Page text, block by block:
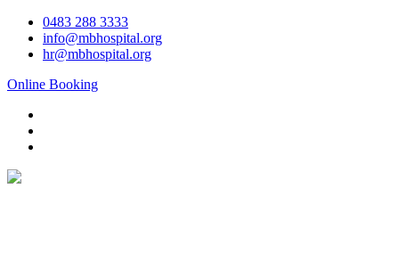
Skip
content
0483 288 3333
info@mbhospital.org
hr@mbhospital.org
Online Booking